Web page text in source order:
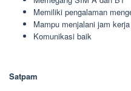
Memiliki pengalaman
Mampu menjalani jam
Komunikasi baik
Satpam